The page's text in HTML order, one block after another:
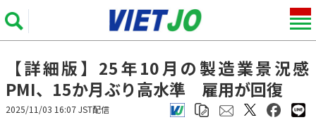
【詳細版】25年10月の製造業景況感
PMI、15か月ぶり高水準 雇用が回復
2025/11/03 16:07 JST配信